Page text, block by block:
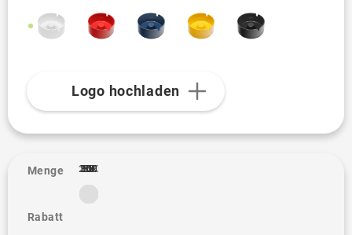
Logo hochladen
Menge
Rabatt
1
50
100
250
300
500
1K
2.5K
3K
5K
10K
20K